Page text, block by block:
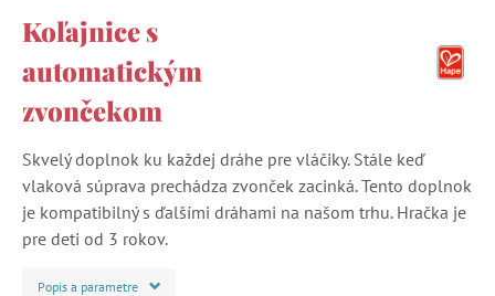
Koľajnice s
automatickým
zvončekom
Skvelý doplnok ku každej dráhe pre vláčiky. Stále keď
vlaková súprava prechádza zvonček zacinká. Tento doplnok
je kompatibilný s ďalšími dráhami na našom trhu. Hračka je
pre deti od 3 rokov.
Popis a parametre